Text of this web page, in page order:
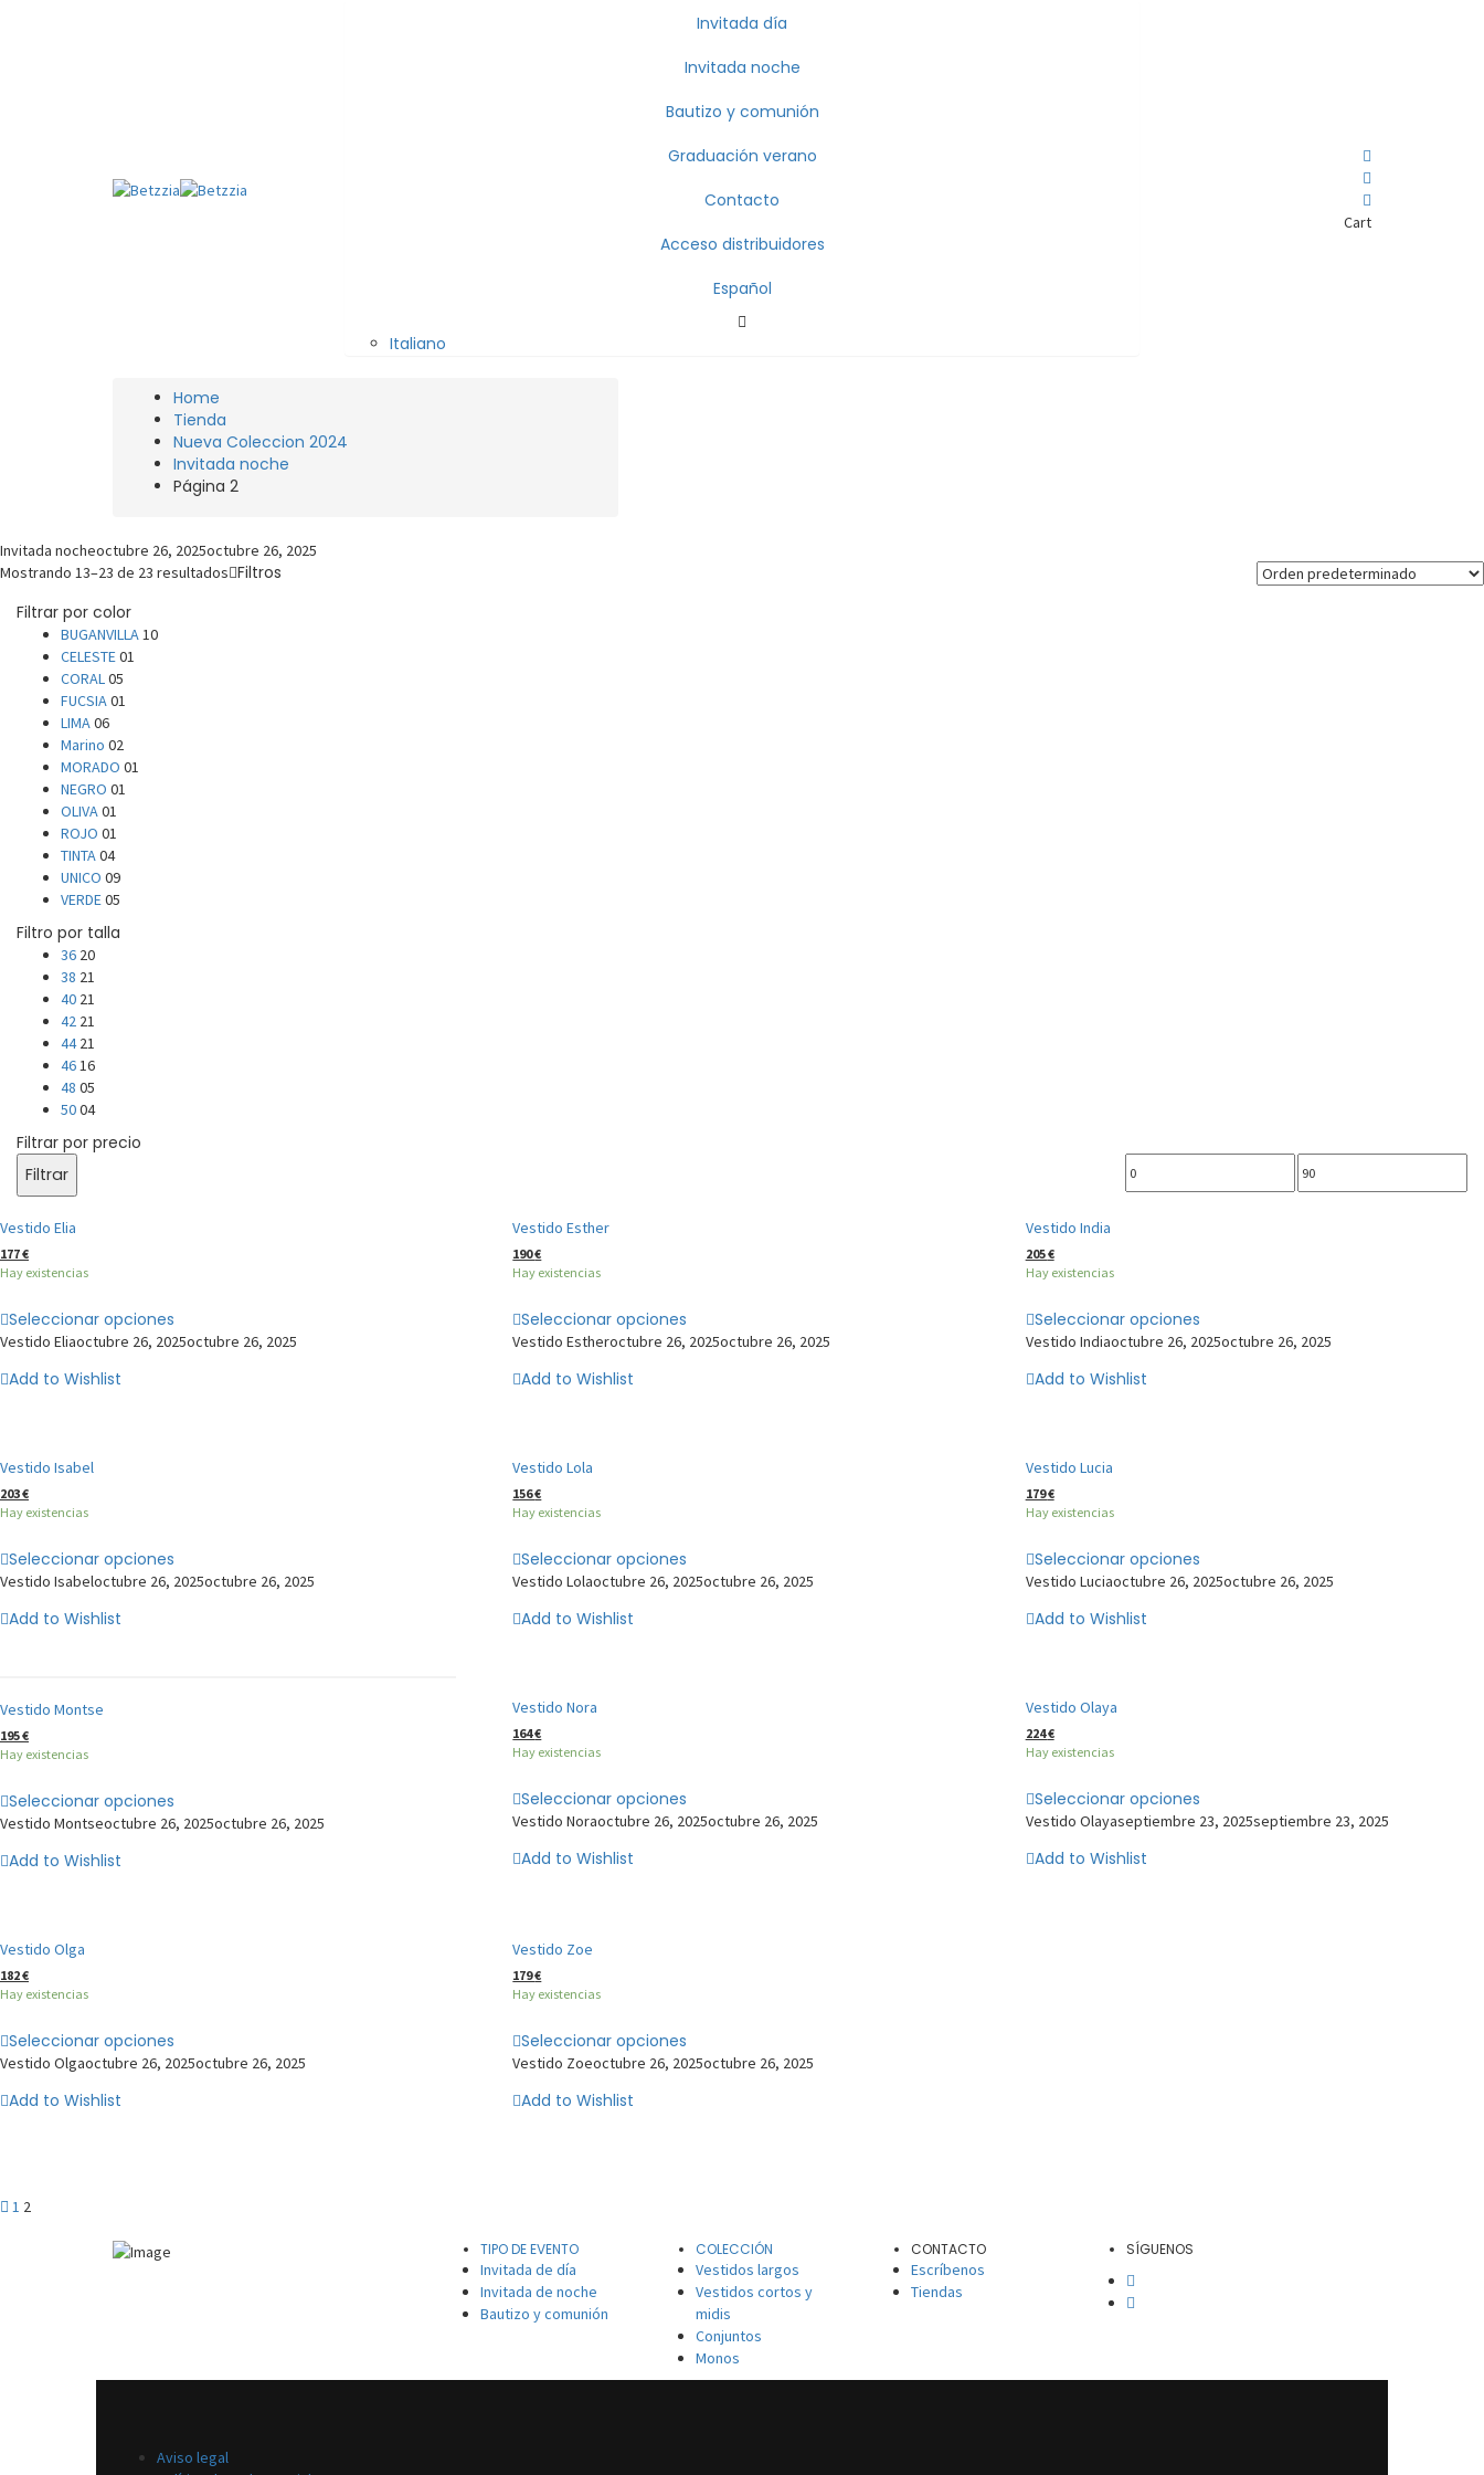
Invitada día
Invitada noche
Bautizo y comunión
Graduación verano
Contacto
Acceso distribuidores
Español
Italiano
Cart
Home
Tienda
Nueva Coleccion 2024
Invitada noche
Página 2
Invitada nocheoctubre 26, 2025octubre 26, 2025
Mostrando 13–23 de 23 resultados Filtros
Filtrar por color
BUGANVILLA10
CELESTE01
CORAL05
FUCSIA01
LIMA06
Marino 02
MORADO 01
NEGRO 01
OLIVA01
ROJO 01
TINTA04
UNICO 09
VERDE05
Filtro por talla
36 20
38 21
40 21
42 21
44 21
4616
48 05
5004
Filtrar por precio
Precio
Precio
Filtrar
Vestido Elia
177€
Hay existencias
Seleccionar opciones
Vestido Eliaoctubre 26, 2025octubre 26, 2025
Add to Wishlist
Vestido Esther
190€
Hay existencias
Seleccionar opciones
Vestido Estheroctubre 26, 2025octubre 26, 2025
Add to Wishlist
Vestido India
205€
Hay existencias
Seleccionar opciones
Vestido Indiaoctubre 26, 2025octubre 26, 2025
Add to Wishlist
Vestido Isabel
203€
Hay existencias
Seleccionar opciones
Vestido Isabeloctubre 26, 2025octubre 26, 2025
Add to Wishlist
Vestido Lola
156€
Hay existencias
Seleccionar opciones
Vestido Lolaoctubre 26, 2025octubre 26, 2025
Add to Wishlist
Vestido Lucia
179€
Hay existencias
Seleccionar opciones
Vestido Luciaoctubre 26, 2025octubre 26, 2025
Add to Wishlist
Vestido Montse
195€
Hay existencias
Seleccionar opciones
Vestido Montseoctubre 26, 2025octubre 26, 2025
Add to Wishlist
Vestido Nora
164€
Hay existencias
Seleccionar opciones
Vestido Noraoctubre 26, 2025octubre 26, 2025
Add to Wishlist
Vestido Olaya
224€
Hay existencias
Seleccionar opciones
Vestido Olayaseptiembre 23, 2025septiembre 23, 2025
Add to Wishlist
Vestido Olga
182€
Hay existencias
Seleccionar opciones
Vestido Olgaoctubre 26, 2025octubre 26, 2025
Add to Wishlist
Vestido Zoe
179€
Hay existencias
Seleccionar opciones
Vestido Zoeoctubre 26, 2025octubre 26, 2025
Add to Wishlist
1 2
TIPO DE EVENTO
Invitada de día
Invitada de noche
Bautizo y comunión
COLECCIÓN
Vestidos largos
Vestidos cortos y
midis
Conjuntos
Monos
CONTACTO
Escríbenos
Tiendas
SÍGUENOS
Aviso legal